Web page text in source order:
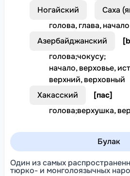
Ногайский
Саха
голова, глава, начало
Азербайджанский
[
голова;чокусу;
начало, верховье,
верхний, верховный
Хакасский
[пас]
голова;верхушка,
Булак
Один из самых
тюрко- и монголоязычных